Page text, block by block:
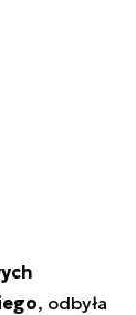
, odbyła